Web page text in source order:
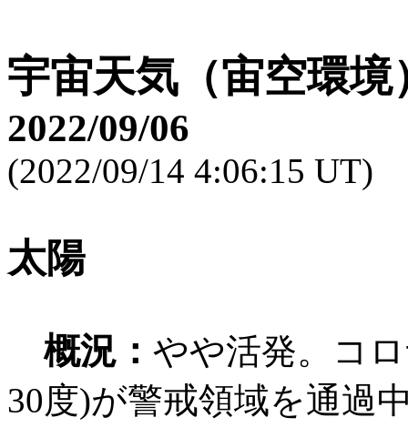
宇宙天気（宙空環境
2022/09/06
(2022/09/14 4:06:15 UT)
太陽
概況： やや活発。コ
30度)が警戒領域を通過